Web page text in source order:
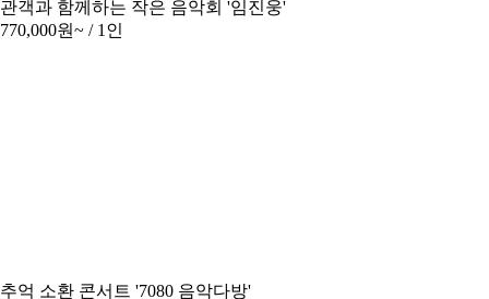
관객과 함께하는 작은 음악회 '임진웅'
770,000원~ / 1인
추억 소환 콘서트 '7080 음악다방'